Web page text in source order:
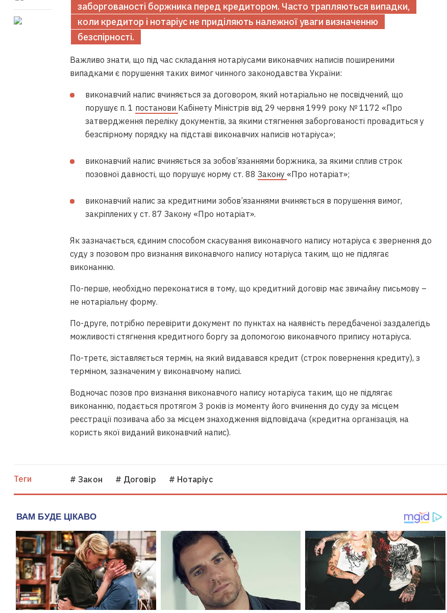
заборгованості боржника перед кредитором. Часто трапляються випадки,
коли кредитор і нотаріус не приділяють належної уваги визначенню
безспірності.
Важливо знати, що під час складання нотаріусами виконавчих написів поширеними
випадками є порушення таких вимог чинного законодавства України:
виконавчий напис вчиняється за договором, який нотаріально не посвідчений, що
порушує п. 1 постанови Кабінету Міністрів від 29 червня 1999 року № 1172 «Про
затвердження переліку документів, за якими стягнення заборгованості провадиться у
безспірному порядку на підставі виконавчих написів нотаріуса»;
виконавчий напис вчиняється за зобов’язаннями боржника, за якими сплив строк
позовної давності, що порушує норму ст. 88 Закону «Про нотаріат»;
виконавчий напис за кредитними зобов’язаннями вчиняється в порушення вимог,
закріплених у ст. 87 Закону «Про нотаріат».
Як зазначається, єдиним способом скасування виконавчого напису нотаріуса є звернення до
суду з позовом про визнання виконавчого напису нотаріуса таким, що не підлягає
виконанню.
По-перше, необхідно переконатися в тому, що кредитний договір має звичайну письмову –
не нотаріальну форму.
По-друге, потрібно перевірити документ по пунктах на наявність передбаченої заздалегідь
можливості стягнення кредитного боргу за допомогою виконавчого припису нотаріуса.
По-третє, зіставляється термін, на який видавався кредит (строк повернення кредиту), з
терміном, зазначеним у виконавчому написі.
Водночас позов про визнання виконавчого напису нотаріуса таким, що не підлягає
виконанню, подається протягом 3 років із моменту його вчинення до суду за місцем
реєстрації позивача або за місцем знаходження відповідача (кредитна організація, на
користь якої виданий виконавчий напис).
Теги # Закон # Договір # Нотаріус